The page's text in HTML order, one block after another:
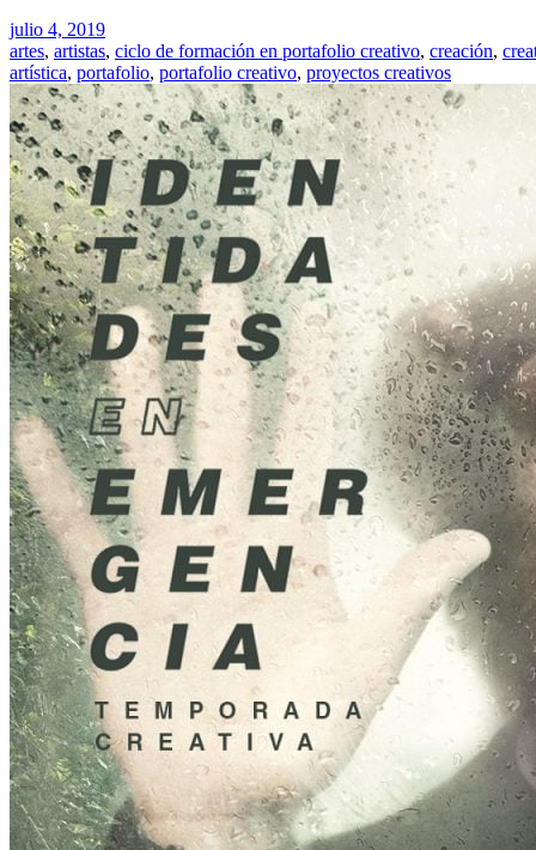
julio 4, 2019
artes, artistas, ciclo de formación en portafolio creativo, creación,
artística, portafolio, portafolio creativo, proyectos creativos